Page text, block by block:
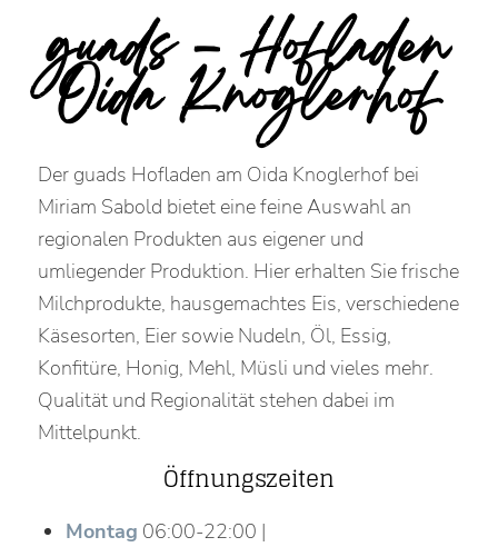
guads – Hofladen
Oida Knoglerhof
Der guads Hofladen am Oida Knoglerhof bei
Miriam Sabold bietet eine feine Auswahl an
regionalen Produkten aus eigener und
umliegender Produktion. Hier erhalten Sie frische
Milchprodukte, hausgemachtes Eis, verschiedene
Käsesorten, Eier sowie Nudeln, Öl, Essig,
Konfitüre, Honig, Mehl, Müsli und vieles mehr.
Qualität und Regionalität stehen dabei im
Mittelpunkt.
Öffnungszeiten
Montag 06:00-22:00 |